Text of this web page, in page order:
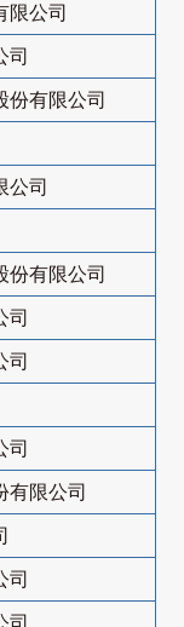
限公司
司
份有限公司
公司
份有限公司
司
司
司
有限公司
司
司